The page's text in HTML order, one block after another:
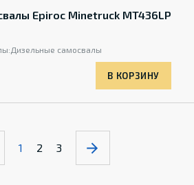
Epiroc Minetruck MT436LP
Дизельные самосвалы
В КОРЗИНУ
1 2 3